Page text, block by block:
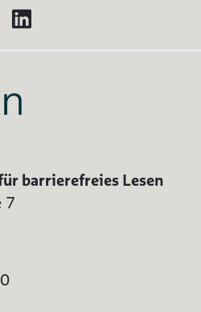
Blog
barrierefreies Lesen
7